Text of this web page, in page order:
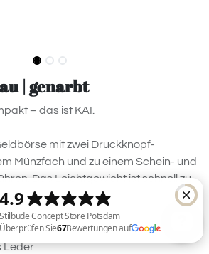
| genarbt
– das ist KAI.
mit zwei Druckknopf-
Münzfach und zu einem Schein- und
Das Leichtgewicht ist schnell zu
die Übersicht.
Leder